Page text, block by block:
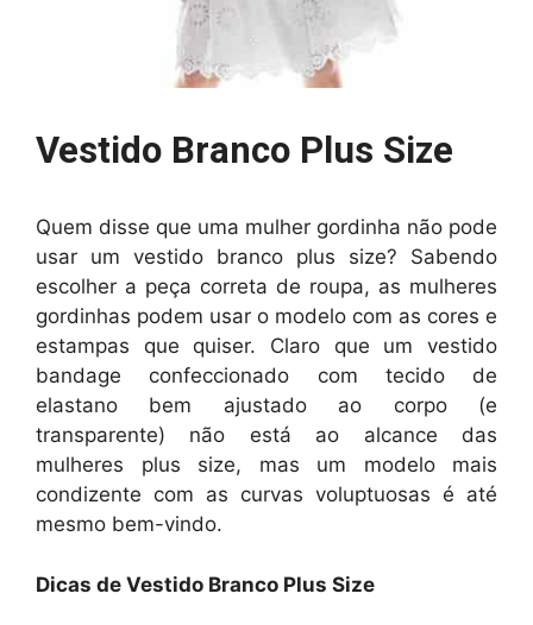
Vestido Branco Plus Size
Quem disse que uma mulher gordinha não pode
usar um vestido branco plus size? Sabendo
escolher a peça correta de roupa, as mulheres
gordinhas podem usar o modelo com as cores e
estampas que quiser. Claro que um vestido
bandage confeccionado com tecido de
elastano bem ajustado ao corpo (e
transparente) não está ao alcance das
mulheres plus size, mas um modelo mais
condizente com as curvas voluptuosas é até
mesmo bem-vindo.
Dicas de Vestido Branco Plus Size